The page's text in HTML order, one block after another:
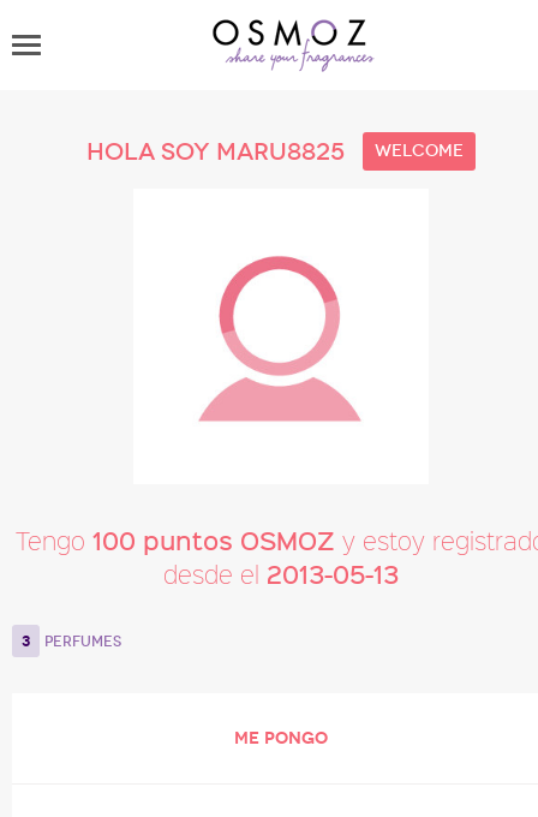
Hola soy MARU8825 welcome
Tengo 100 puntos OSMOZ y estoy
desde el 2013-05-13
3 PERFUMES
ME PONGO